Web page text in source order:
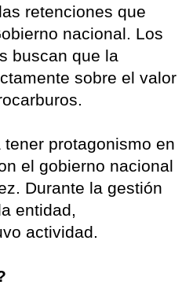
retenciones que
nacional. Los
buscan que la
sobre el valor
protagonismo en
el gobierno nacional
Durante la gestión
entidad,
actividad.